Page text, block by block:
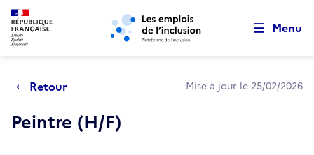
Aller au menu principal Aller au contenu principal
Menu
Retour Mise à jour le 25/02/2026
Peintre (H/F)
Retour au début de la page
Panneau de gestion des cookies